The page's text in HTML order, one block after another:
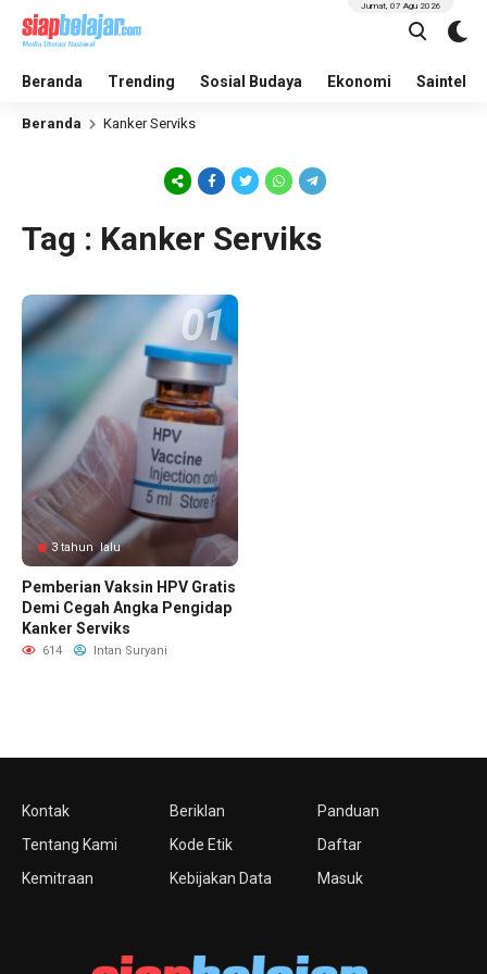
Beranda Trending Sosial Budaya Ekonomi Saintek
Jumat, 07 Agu 2026
Beranda Kanker Serviks
Tag : Kanker Serviks
3 tahun lalu
Pemberian Vaksin HPV Gratis
Demi Cegah Angka Pengidap
Kanker Serviks
614 Intan Suryani
Kontak
Tentang Kami
Kemitraan
Beriklan
Kode Etik
Kebijakan Data
Panduan
Daftar
Masuk